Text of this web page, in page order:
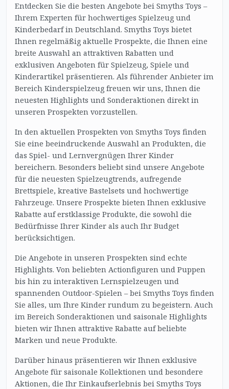
Entdecken Sie die besten Angebote bei Smyths Toys –
Ihrem Experten für hochwertiges Spielzeug und
Kinderbedarf in Deutschland. Smyths Toys bietet
Ihnen regelmäßig aktuelle Prospekte, die Ihnen eine
breite Auswahl an attraktiven Rabatten und
exklusiven Angeboten für Spielzeug, Spiele und
Kinderartikel präsentieren. Als führender Anbieter im
Bereich Kinderspielzeug freuen wir uns, Ihnen die
neuesten Highlights und Sonderaktionen direkt in
unseren Prospekten vorzustellen.
In den aktuellen Prospekten von Smyths Toys finden
Sie eine beeindruckende Auswahl an Produkten, die
das Spiel- und Lernvergnügen Ihrer Kinder
bereichern. Besonders beliebt sind unsere Angebote
für die neuesten Spielzeugtrends, aufregende
Brettspiele, kreative Bastelsets und hochwertige
Fahrzeuge. Unsere Prospekte bieten Ihnen exklusive
Rabatte auf erstklassige Produkte, die sowohl die
Bedürfnisse Ihrer Kinder als auch Ihr Budget
berücksichtigen.
Die Angebote in unseren Prospekten sind echte
Highlights. Von beliebten Actionfiguren und Puppen
bis hin zu interaktiven Lernspielzeugen und
spannenden Outdoor-Spielen – bei Smyths Toys finden
Sie alles, um Ihre Kinder rundum zu begeistern. Auch
im Bereich Sonderaktionen und saisonale Highlights
bieten wir Ihnen attraktive Rabatte auf beliebte
Marken und neue Produkte.
Darüber hinaus präsentieren wir Ihnen exklusive
Angebote für saisonale Kollektionen und besondere
Aktionen, die Ihr Einkaufserlebnis bei Smyths Toys